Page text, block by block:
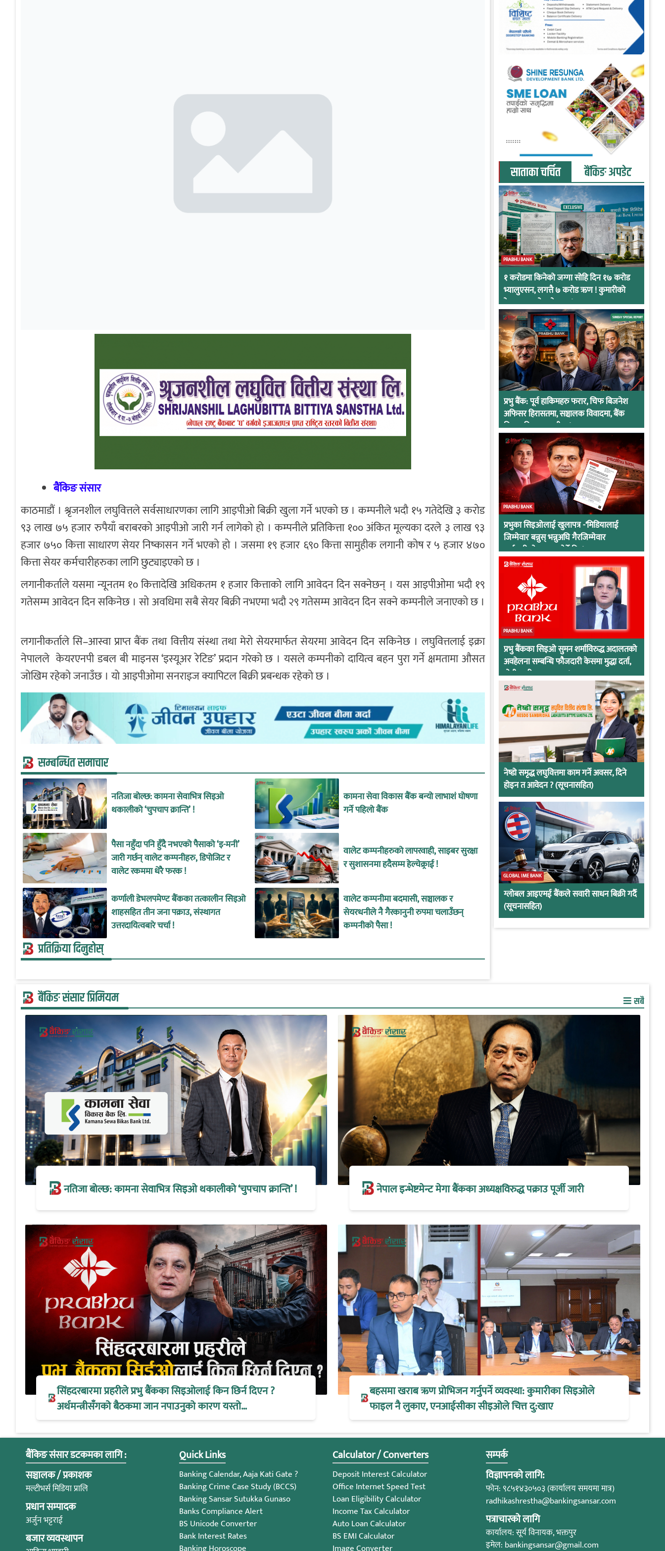
बैंकिङ संसार
काठमाडौं । श्रृजनशील लघुवित्तले सर्वसाधारणका लागि आइपीओ बिक्री खुला गर्ने भएको छ । कम्पनीले भदौ १५ गतेदेखि ३ करोड
९३ लाख ७५ हजार रुपैयाँ बराबरको आइपीओ जारी गर्न लागेको हो । कम्पनीले प्रतिकित्ता १०० अंकित मूल्यका दरले ३ लाख ९३
हजार ७५० कित्ता साधारण सेयर निष्कासन गर्ने भएको हो । जसमा १९ हजार ६९० कित्ता सामुहीक लगानी कोष र ५ हजार ४७०
कित्ता सेयर कर्मचारीहरुका लागि छुट्याइएको छ ।
लगानीकर्ताले यसमा न्यूनतम १० कित्तादेखि अधिकतम १ हजार कित्ताको लागि आवेदन दिन सक्नेछन् । यस आइपीओमा भदौ १९
गतेसम्म आवेदन दिन सकिनेछ । सो अवधिमा सबै सेयर बिक्री नभएमा भदौ २९ गतेसम्म आवेदन दिन सक्ने कम्पनीले जनाएको छ ।
लगानीकर्ताले सि–आस्वा प्राप्त बैंक तथा वित्तीय संस्था तथा मेरो सेयरमार्फत सेयरमा आवेदन दिन सकिनेछ । लघुवित्तलाई इक्रा
नेपालले केयरएनपी डबल बी माइनस ‘इस्यूअर रेटिङ’ प्रदान गरेको छ । यसले कम्पनीको दायित्व बहन पुरा गर्ने क्षमतामा औसत
जोखिम रहेको जनाउँछ । यो आइपीओमा सनराइज क्यापिटल बिक्री प्रबन्धक रहेको छ ।
सम्बन्धित समाचार
नतिजा बोल्छ: कामना सेवाभित्र सिइओ
थकालीको ‘चुपचाप क्रान्ति’ !
कामना सेवा विकास बैंक बन्यो लाभाशं घोषणा
गर्ने पहिलो बैंक
पैसा नहुँदा पनि हुँदै नभएको पैसाको ‘इ-मनी’
जारी गर्छन् वालेट कम्पनीहरु, डिपोजिट र
वालेट रकममा धेरै फरक !
वालेट कम्पनीहरुको लापरवाही, साइबर सुरक्षा
र सुशासनमा हदैसम्म हेल्चेक्र्राई !
कर्णाली डेभलपमेण्ट बैंकका तत्कालीन सिइओ
शाहसहित तीन जना पक्राउ, संस्थागत
उत्तरदायित्वबारे चर्चा !
वालेट कम्पनीमा बदमासी, सञ्चालक र
सेयरधनीले नै गैरकानुनी रुपमा चलाउँछन्
कम्पनीको पैसा !
प्रतिक्रिया दिनुहोस्
साताका चर्चित बैंकिङ अपडेट
PRABHU BANK
१ करोडमा किनेको जग्गा सोहि दिन १७ करोड
भ्यालुएसन, लगत्तै ७ करोड ऋण ! कुमारीको
केसमा प्रभुको कनेक्सन !
प्रभु बैंक: पूर्व हाकिमहरु फरार, चिफ बिजनेश
अफिसर हिरासतमा, सञ्चालक विवादमा, बैंक
नियामकीय कारवाहीमा !
PRABHU BANK
प्रभुका सिइओलाई खुलापत्र -‘मिडियालाई
जिम्मेवार बन्नुस् भन्नुअघि गैरजिम्मेवार
कर्मचारीको व्यवहार हेर्ने कि !
PRABHU BANK
प्रभु बैंकका सिइओ सुमन शर्माविरुद्ध अदालतको
अवहेलना सम्बन्धि फौजदारी केसमा मुद्धा दर्ता,
दोषी ठहरिए जान्छ पद !
नेष्डो समृद्ध लघुवित्तमा काम गर्ने अवसर, दिने
होइन त आवेदन ? (सूचनासहित)
GLOBAL IME BANK
ग्लोबल आइएमई बैंकले सवारी साधन बिक्री गर्दै
(सूचनासहित)
बैंकिङ संसार प्रिमियम सबै
नतिजा बोल्छ: कामना सेवाभित्र सिइओ थकालीको ‘चुपचाप क्रान्ति’ ! नेपाल इन्भेष्टमेन्ट मेगा बैंकका अध्यक्षविरुद्ध पक्राउ पूर्जी जारी
सिंहदरबारमा प्रहरीले प्रभु बैंकका सिइओलाई किन छिर्न दिएन ?
अर्थमन्त्रीसँगको बैठकमा जान नपाउनुको कारण यस्तो…
बहसमा खराब ऋण प्रोभिजन गर्नुपर्ने व्यवस्था: कुमारीका सिइओले
फाइल नै लुकाए, एनआईसीका सीइओले चित्त दु:खाए
बैंकिङ संसार डटकमका लागि :
सञ्चालक / प्रकाशक
मल्टीभर्स मिडिया प्रालि
प्रधान सम्पादक
अर्जुन भट्टराई
बजार व्यवस्थापन
Quick Links
Banking Calendar, Aaja Kati Gate ?
Banking Crime Case Study (BCCS)
Banking Sansar Sutukka Gunaso
Banks Compliance Alert
BS Unicode Converter
Bank Interest Rates
Calculator / Converters
Deposit Interest Calculator
Office Internet Speed Test
Loan Eligibility Calculator
Income Tax Calculator
Auto Loan Calculator
BS EMI Calculator
सम्पर्क
विज्ञापनको लागि:
फोन: ९८५१४३०५०३ (कार्यालय समयमा मात्र)
radhikashrestha@bankingsansar.com
पत्राचारको लागि
कार्यालय: सूर्य विनायक, भक्तपुर
इमेल: bankingsansar@gmail.com